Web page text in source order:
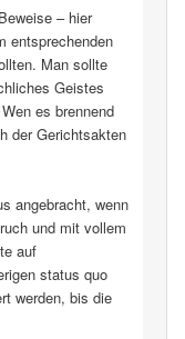
– hier
entsprechenden
Man sollte
Geistes
es brennend
der Gerichtsakten
angebracht, wenn
und mit vollem
auf
status quo
werden, bis die